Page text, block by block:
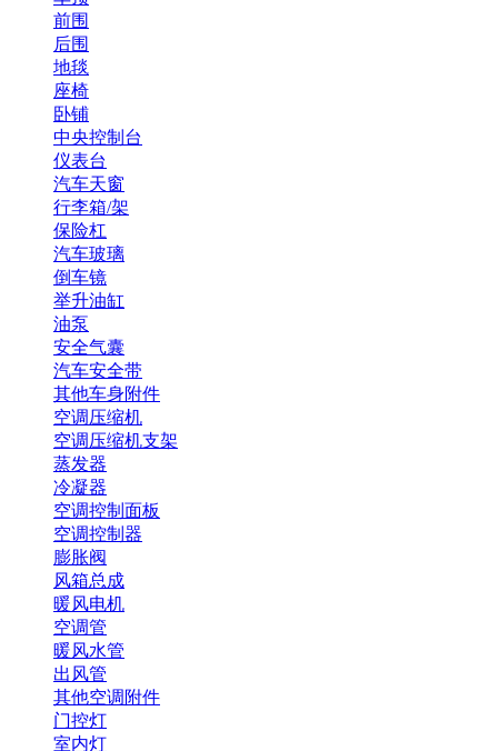
前围
后围
地毯
座椅
卧铺
中央控制台
仪表台
汽车天窗
行李箱/架
保险杠
汽车玻璃
倒车镜
举升油缸
油泵
安全气囊
汽车安全带
其他车身附件
空调压缩机
空调压缩机支架
蒸发器
冷凝器
空调控制面板
空调控制器
膨胀阀
风箱总成
暖风电机
空调管
暖风水管
出风管
其他空调附件
门控灯
室内灯